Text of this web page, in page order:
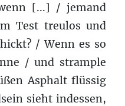
[...] / jemand
Test treulos und
/ Wenn es so
/ und strample
Asphalt flüssig
sieht indessen,